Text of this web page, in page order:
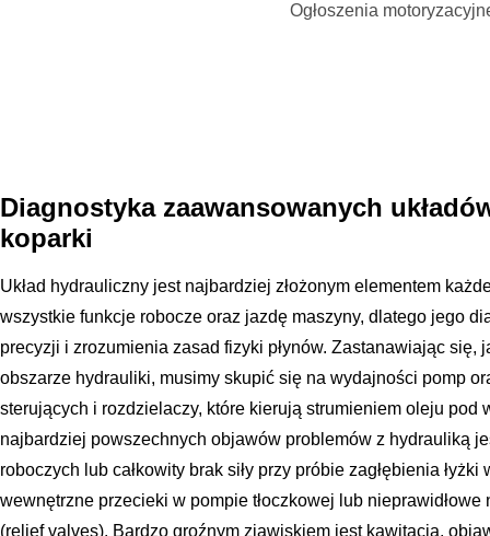
Ogłoszenia
Diagnostyka zaawansowanych
koparki
Układ hydrauliczny jest najbardziej złożonym elementem
wszystkie funkcje robocze oraz jazdę maszyny, dlatego jego
precyzji i zrozumienia zasad fizyki płynów. Zastanawiając się,
obszarze hydrauliki, musimy skupić się na wydajności pomp
sterujących i rozdzielaczy, które kierują strumieniem oleju pod
najbardziej powszechnych objawów problemów z hydrauliką
roboczych lub całkowity brak siły przy próbie zagłębienia
wewnętrzne przecieki w pompie tłoczkowej lub
(relief valves). Bardzo groźnym zjawiskiem jest kawitacja,